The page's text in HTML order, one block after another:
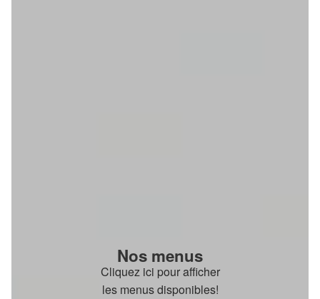
Nos menus
Cliquez ici pour afficher
les menus disponibles!